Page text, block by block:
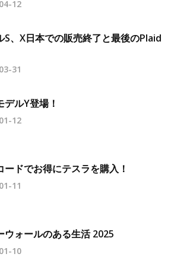
12
S、X日本での販売終了と最後のPlaid
31
デルY登場！
12
ードでお得にテスラを購入！
11
ウォールのある生活 2025
10